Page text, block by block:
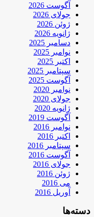
آگوست 2026
جولای 2026
ژوئن 2026
ژانویه 2026
دسامبر 2025
نوامبر 2025
اکتبر 2025
سپتامبر 2025
آگوست 2025
نوامبر 2020
جولای 2020
ژانویه 2020
آگوست 2019
نوامبر 2016
اکتبر 2016
سپتامبر 2016
آگوست 2016
جولای 2016
ژوئن 2016
می 2016
آوریل 2016
دسته‌ها